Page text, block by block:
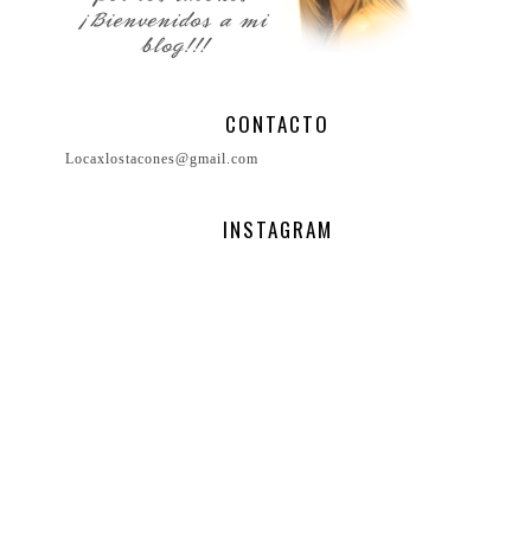
CONTACTO
Locaxlostacones@gmail.com
INSTAGRAM